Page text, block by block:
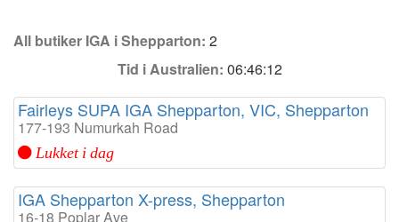
All butiker IGA i Shepparton: 2
Tid i Australien: 06:46:12
Fairleys SUPA IGA Shepparton, VIC, Shepparton
177-193 Numurkah Road
Lukket i dag
IGA Shepparton X-press, Shepparton
16-18 Poplar Ave